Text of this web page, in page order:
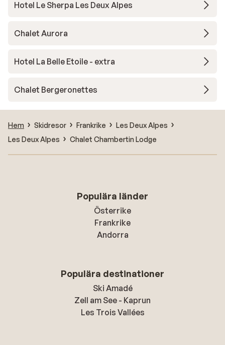
Hotel Le Sherpa Les Deux Alpes
Chalet Aurora
Hotel La Belle Etoile - extra
Chalet Bergeronettes
Hem Skidresor Frankrike
Les Deux Alpes
Les Deux Alpes
Chalet Chambertin Lodge
Populära länder
Österrike
Frankrike
Andorra
Populära destinationer
Ski Amadé
Zell am See - Kaprun
Les Trois Vallées